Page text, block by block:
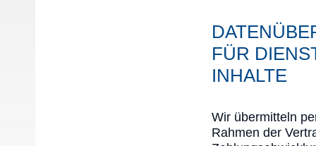
FÜR
INHALTE
Wir übermitteln
Rahmen der